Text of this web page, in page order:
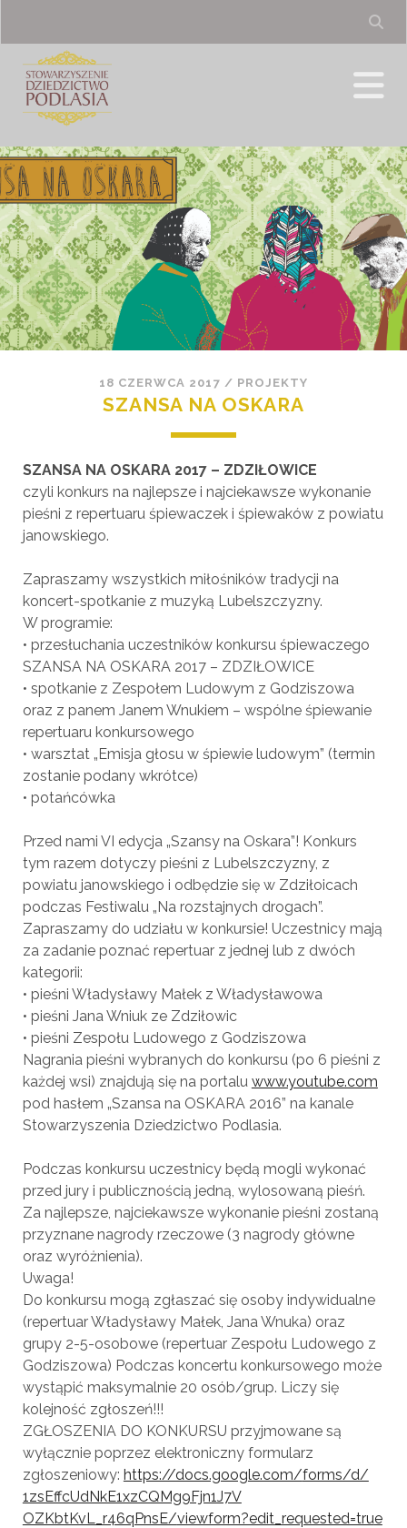
18 CZERWCA 2017 / PROJEKTY
SZANSA NA OSKARA
SZANSA NA OSKARA 2017 – ZDZIŁOWICE
czyli konkurs na najlepsze i najciekawsze wykonanie
pieśni z repertuaru śpiewaczek i śpiewaków z powiatu
janowskiego.
Zapraszamy wszystkich miłośników tradycji na
koncert-spotkanie z muzyką Lubelszczyzny.
W programie:
• przesłuchania uczestników konkursu śpiewaczego
SZANSA NA OSKARA 2017 – ZDZIŁOWICE
• spotkanie z Zespołem Ludowym z Godziszowa
oraz z panem Janem Wnukiem – wspólne śpiewanie
repertuaru konkursowego
• warsztat „Emisja głosu w śpiewie ludowym” (termin
zostanie podany wkrótce)
• potańcówka
Przed nami VI edycja „Szansy na Oskara”! Konkurs
tym razem dotyczy pieśni z Lubelszczyzny, z
powiatu janowskiego i odbędzie się w Zdziłoicach
podczas Festiwalu „Na rozstajnych drogach”.
Zapraszamy do udziału w konkursie! Uczestnicy mają
za zadanie poznać repertuar z jednej lub z dwóch
kategorii:
• pieśni Władysławy Małek z Władysławowa
• pieśni Jana Wniuk ze Zdziłowic
• pieśni Zespołu Ludowego z Godziszowa
Nagrania pieśni wybranych do konkursu (po 6 pieśni z
każdej wsi) znajdują się na portalu www.youtube.com
pod hasłem „Szansa na OSKARA 2016” na kanale
Stowarzyszenia Dziedzictwo Podlasia.
Podczas konkursu uczestnicy będą mogli wykonać
przed jury i publicznością jedną, wylosowaną pieśń.
Za najlepsze, najciekawsze wykonanie pieśni zostaną
przyznane nagrody rzeczowe (3 nagrody główne
oraz wyróżnienia).
Uwaga!
Do konkursu mogą zgłaszać się osoby indywidualne
(repertuar Władysławy Małek, Jana Wnuka) oraz
grupy 2-5-osobowe (repertuar Zespołu Ludowego z
Godziszowa) Podczas koncertu konkursowego może
wystąpić maksymalnie 20 osób/grup. Liczy się
kolejność zgłoszeń!!!
ZGŁOSZENIA DO KONKURSU przyjmowane są
wyłącznie poprzez elektroniczny formularz
zgłoszeniowy: https://docs.google.com/forms/d/
1zsEffcUdNkE1xzCQMg9Fjn1J7V
OZKbtKvL_r46qPnsE/viewform?edit_requested=true